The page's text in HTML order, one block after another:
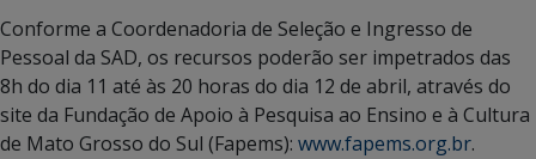
Conforme a Coordenadoria de Seleção e Ingresso de
Pessoal da SAD, os recursos poderão ser impetrados das
8h do dia 11 até às 20 horas do dia 12 de abril, através do
site da Fundação de Apoio à Pesquisa ao Ensino e à Cultura
de Mato Grosso do Sul (Fapems): www.fapems.org.br.